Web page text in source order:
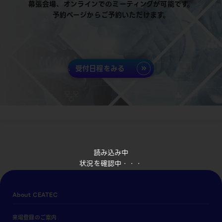
読み込み中
状況を確認中・・・
幕張会場、オンラインでのミーティングが可能です。
予約ページからご予約いただけます。
受付日程をみる
About CEATEC
来場登録のご案内